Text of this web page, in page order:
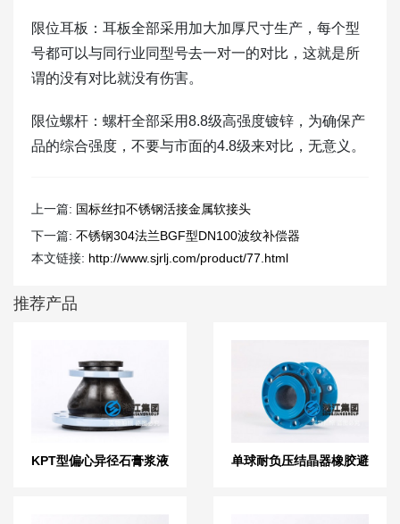
限位耳板：耳板全部采用加大加厚尺寸生产，每个型
号都可以与同行业同型号去一对一的对比，这就是所
谓的没有对比就没有伤害。
限位螺杆：螺杆全部采用8.8级高强度镀锌，为确保产
品的综合强度，不要与市面的4.8级来对比，无意义。
上一篇: 国标丝扣不锈钢活接金属软接头
下一篇: 不锈钢304法兰BGF型DN100波纹补偿器
本文链接: http://www.sjrlj.com/product/77.html
推荐产品
KPT型偏心异径石膏浆液
单球耐负压结晶器橡胶避